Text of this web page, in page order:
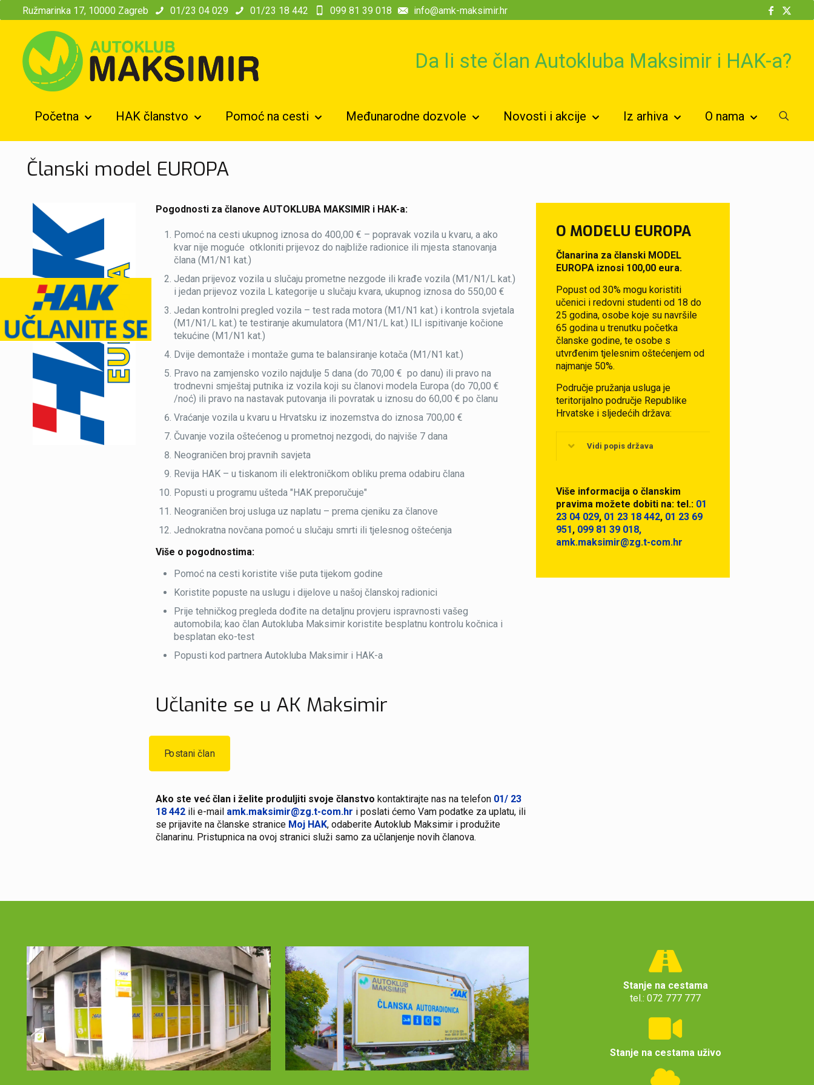
Ružmarinka 17, 10000 Zagreb 01/23 04 029 01/23 18 442 099 81 39 018 info@amk-maksimir.hr
Da li ste član Autokluba Maksimir i HAK-a?
Početna HAK članstvo Pomoć na cesti Međunarodne dozvole Novosti i akcije Iz arhiva O nama
Članski model EUROPA
Pogodnosti za članove AUTOKLUBA MAKSIMIR i HAK-a:
Pomoć na cesti ukupnog iznosa do 400,00 € – popravak vozila u kvaru, a ako
kvar nije moguće otkloniti prijevoz do najbliže radionice ili mjesta stanovanja
člana (M1/N1 kat.)
Jedan prijevoz vozila u slučaju prometne nezgode ili krađe vozila (M1/N1/L kat.)
i jedan prijevoz vozila L kategorije u slučaju kvara, ukupnog iznosa do 550,00 €
Jedan kontrolni pregled vozila – test rada motora (M1/N1 kat.) i kontrola svjetala
(M1/N1/L kat.) te testiranje akumulatora (M1/N1/L kat.) ILI ispitivanje kočione
tekućine (M1/N1 kat.)
Dvije demontaže i montaže guma te balansiranje kotača (M1/N1 kat.)
Pravo na zamjensko vozilo najdulje 5 dana (do 70,00 € po danu) ili pravo na
trodnevni smještaj putnika iz vozila koji su članovi modela Europa (do 70,00 €
/noć) ili pravo na nastavak putovanja ili povratak u iznosu do 60,00 € po članu
Vraćanje vozila u kvaru u Hrvatsku iz inozemstva do iznosa 700,00 €
Čuvanje vozila oštećenog u prometnoj nezgodi, do najviše 7 dana
Neograničen broj pravnih savjeta
Revija HAK – u tiskanom ili elektroničkom obliku prema odabiru člana
Popusti u programu ušteda "HAK preporučuje"
Neograničen broj usluga uz naplatu – prema cjeniku za članove
Jednokratna novčana pomoć u slučaju smrti ili tjelesnog oštećenja
Više o pogodnostima:
Pomoć na cesti koristite više puta tijekom godine
Koristite popuste na uslugu i dijelove u našoj članskoj radionici
Prije tehničkog pregleda dođite na detaljnu provjeru ispravnosti vašeg
automobila; kao član Autokluba Maksimir koristite besplatnu kontrolu kočnica i
besplatan eko-test
Popusti kod partnera Autokluba Maksimir i HAK-a
O MODELU EUROPA
Članarina za članski MODEL
EUROPA iznosi 100,00 eura.
Popust od 30% mogu koristiti
učenici i redovni studenti od 18 do
25 godina, osobe koje su navršile
65 godina u trenutku početka
članske godine, te osobe s
utvrđenim tjelesnim oštećenjem od
najmanje 50%.
Područje pružanja usluga je
teritorijalno područje Republike
Hrvatske i sljedećih država:
Vidi popis država
Više informacija o članskim
pravima možete dobiti na:tel.: 01
23 04 029, 01 23 18 442, 01 23 69
951, 099 81 39 018,
amk.maksimir@zg.t-com.hr
Učlanite se u AK Maksimir
Postani član
Ako ste već član i želite produljiti svoje članstvokontaktirajte nas na telefon 01/ 23
18 442 ili e-mail amk.maksimir@zg.t-com.hr i poslati ćemo Vam podatke za uplatu, ili
se prijavite na članske stranice Moj HAK, odaberite Autoklub Maksimir i produžite
članarinu. Pristupnica na ovoj stranici služi samo za učlanjenje novih članova.
Stanje na cestama
tel.: 072 777 777
Stanje na cestama uživo
modal-check